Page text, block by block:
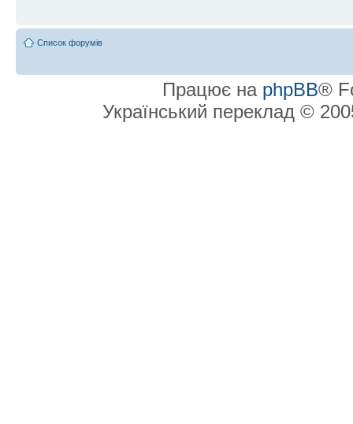
Список форумів
Працює на phpBB®
Український переклад ©